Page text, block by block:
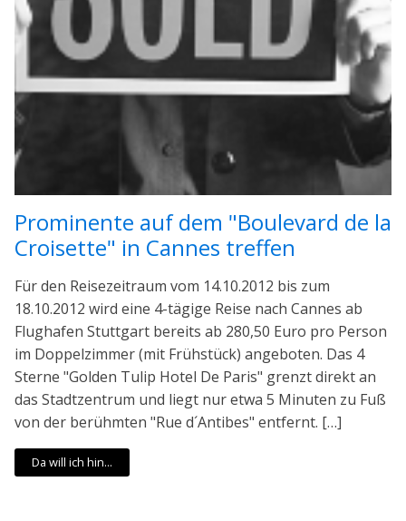
Prominente auf dem "Boulevard de la
Croisette" in Cannes treffen
Für den Reisezeitraum vom 14.10.2012 bis zum
18.10.2012 wird eine 4-tägige Reise nach Cannes ab
Flughafen Stuttgart bereits ab 280,50 Euro pro Person
im Doppelzimmer (mit Frühstück) angeboten. Das 4
Sterne "Golden Tulip Hotel De Paris" grenzt direkt an
das Stadtzentrum und liegt nur etwa 5 Minuten zu Fuß
von der berühmten "Rue d´Antibes" entfernt. […]
Da will ich hin...